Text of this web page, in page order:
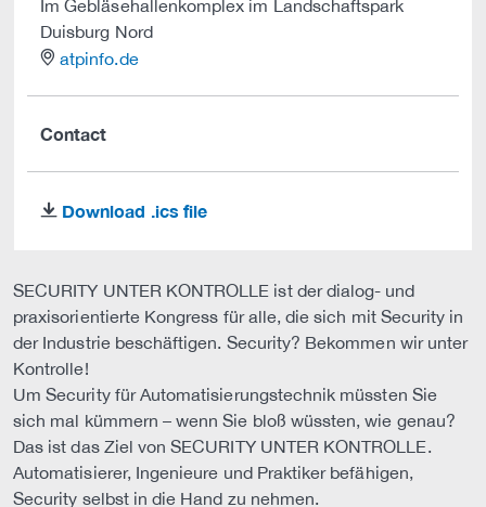
SECURITY UNTER KONTROLLE ist der dialog- und
praxisorientierte Kongress für alle, die sich mit Security in
der Industrie beschäftigen. Security? Bekommen wir unter
Kontrolle!
Um Security für Automatisierungstechnik müssten Sie
sich mal kümmern – wenn Sie bloß wüssten, wie genau?
Das ist das Ziel von SECURITY UNTER KONTROLLE.
Automatisierer, Ingenieure und Praktiker befähigen,
Security selbst in die Hand zu nehmen.
Im Gebläsehallenkomplex im Landschaftspark
Duisburg Nord
location atpinfo.de
Contact
download Download .ics file